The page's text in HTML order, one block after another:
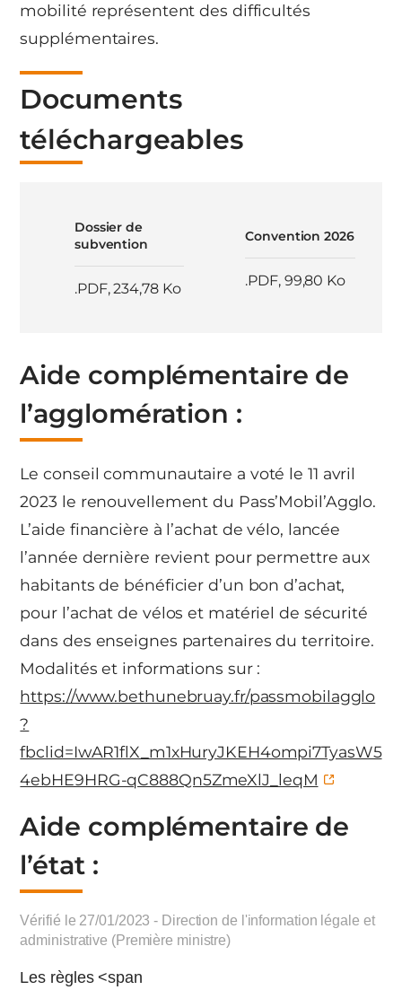
mobilité représentent des difficultés
supplémentaires.
Documents
téléchargeables
Dossier de
subvention
.PDF,234,78 Ko
Convention 2026
.PDF, 99,80 Ko
Aide complémentaire de
l’agglomération :
Le conseil communautaire a voté le 11 avril
2023 le renouvellement du Pass’Mobil’Agglo.
L’aide financière à l’achat de vélo, lancée
l’année dernière revient pour permettre aux
habitants de bénéficier d’un bon d’achat,
pour l’achat de vélos et matériel de sécurité
dans des enseignes partenaires du territoire.
Modalités et informations sur :
https://www.bethunebruay.fr/passmobilagglo
?
fbclid=IwAR1flX_m1xHuryJKEH4ompi7TyasW5
4ebHE9HRG-qC888Qn5ZmeXlJ_leqM
Aide complémentaire de
l’état :
Vérifié le 27/01/2023 - Direction de l'information légale et
administrative (Première ministre)
Les règles <span